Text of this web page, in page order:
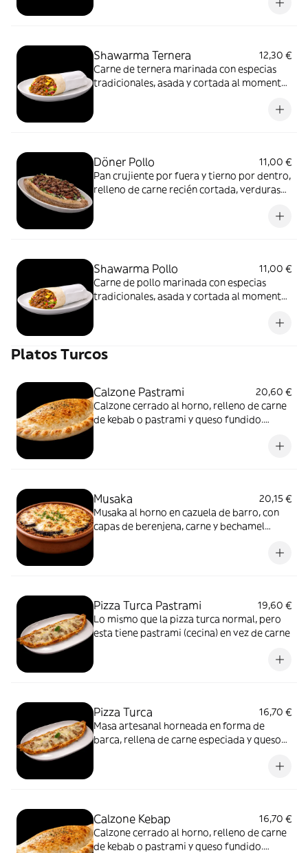
Shawarma Ternera
12,30 €
Carne de ternera marinada con especias
tradicionales, asada y cortada al momento.
Döner Pollo
11,00 €
Pan crujiente por fuera y tierno por dentro,
relleno de carne recién cortada, verduras
Shawarma Pollo
11,00 €
Carne de pollo marinada con especias
tradicionales, asada y cortada al momento.
Platos Turcos
Calzone Pastrami
20,60 €
Calzone cerrado al horno, relleno de carne
de kebab o pastrami y queso fundido.
Musaka
20,15 €
Musaka al horno en cazuela de barro, con
capas de berenjena, carne y bechamel
Pizza Turca Pastrami
19,60 €
Lo mismo que la pizza turca normal, pero
esta tiene pastrami (cecina) en vez de carne
Pizza Turca
16,70 €
Masa artesanal horneada en forma de
barca, rellena de carne especiada y queso
Calzone Kebap
16,70 €
Calzone cerrado al horno, relleno de carne
de kebab o pastrami y queso fundido.